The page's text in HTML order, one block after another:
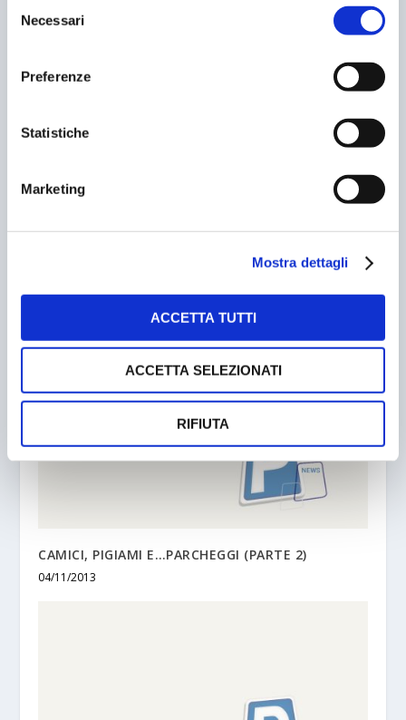
delNecessari
Preferenze
Statistiche
Marketing
Mostra dettagli
ACCETTA TUTTI
ACCETTA SELEZIONATI
RIFIUTA
PARCHEGGIO?
CAMICI, PIGIAMI E…PARCHEGGI (PARTE 2)
04/11/2013